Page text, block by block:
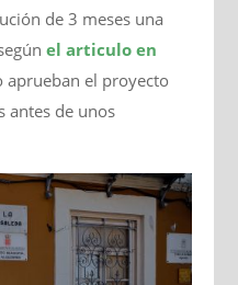
de 3 meses una
el articulo en
aprueban el proyecto
antes de unos